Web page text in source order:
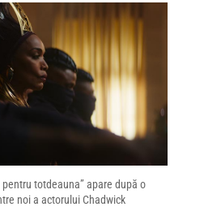
totdeauna” apare după o
noi a actorului Chadwick